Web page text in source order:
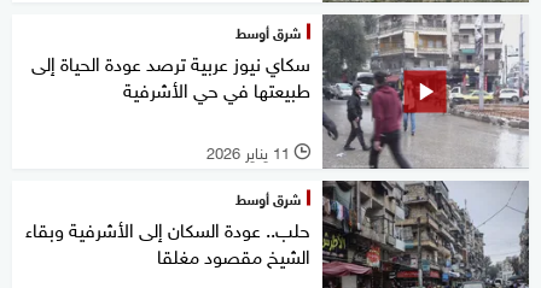
شرق أوسط
سكاي نيوز عربية ترصد عودة الحياة إلى
طبيعتها في حي الأشرفية
l 11 يناير 2026
شرق أوسط
حلب.. عودة السكان إلى الأشرفية وبقاء
الشيخ مقصود مغلقا